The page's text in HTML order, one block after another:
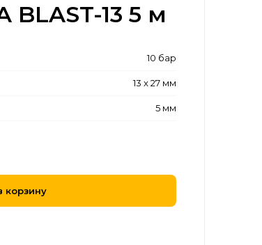
BLAST-13 5 м
10 бар
13 x 27 мм
5 мм
корзину